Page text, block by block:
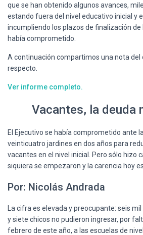
que se han obtenido algunos avances,
estando fuera del nivel educativo inicial y
incumpliendo los plazos de finalización de
había comprometido.
A continuación compartimos una nota del
respecto.
Ver informe completo.
Vacantes, la deuda
El Ejecutivo se había comprometido ante
veinticuatro jardines en dos años para
vacantes en el nivel inicial. Pero sólo hizo
siquiera se empezaron y la carencia hoy
Por: Nicolás Andrada
La cifra es elevada y preocupante: seis
y siete chicos no pudieron ingresar, por
febrero de este año, a las escuelas de